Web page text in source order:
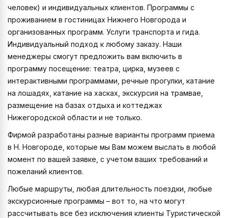
человек) и индивидуальных клиентов. Программы с
проживанием в гостиницах Нижнего Новгорода и
организованных программ. Услуги транспорта и гида.
Индивидуальный подход к любому заказу. Наши
менеджеры смогут предложить вам включить в
программу посещение: театра, цирка, музеев с
интерактивными программами, речные прогулки, катание
на лошадях, катание на хасках, экскурсия на трамвае,
размещение на базах отдыха и коттеджах
Нижегородской области и не только.
Фирмой разработаны разные варианты программ приема
в Н. Новгороде, которые мы Вам можем выслать в любой
момент по вашей заявке, с учетом ваших требований и
пожеланий клиентов.
Любые маршруты, любая длительность поездки, любые
экскурсионные программы – вот то, на что могут
рассчитывать все без исключения клиенты Туристической